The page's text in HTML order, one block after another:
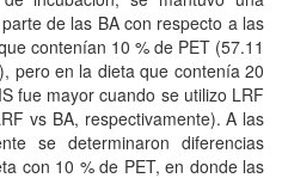
de las BA con respecto a las
contenían 10 % de PET (57.11
pero en la dieta que contenía 20
fue mayor cuando se utilizo LRF
vs BA, respectivamente). A las
se determinaron diferencias
con 10 % de PET, en donde las